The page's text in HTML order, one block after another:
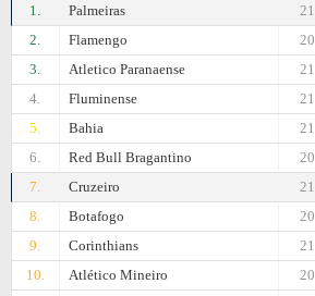
1.
Palmeiras
21
2.
Flamengo
20
3.
Atletico Paranaense
21
4.
Fluminense
21
5.
Bahia
21
6.
Red Bull Bragantino
20
7.
Cruzeiro
21
8.
Botafogo
20
9.
Corinthians
21
10.
Atlético Mineiro
20